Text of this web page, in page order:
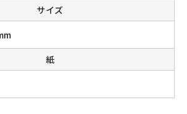
サイズ
紙